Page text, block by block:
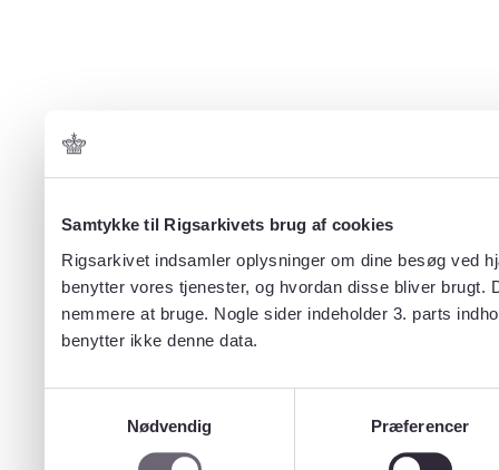
Samtykke til Rigsarkivets brug af cookies
Rigsarkivet indsamler oplysninger om dine besøg ved
benytter vores tjenester, og hvordan disse bliver
nemmere at bruge. Nogle sider indeholder 3. parts
benytter ikke denne data.
Nødvendig
Præferencer